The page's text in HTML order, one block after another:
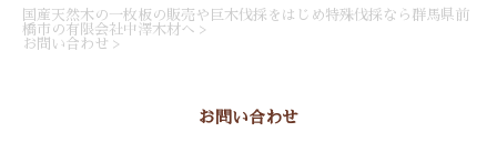
国産天然木の一枚板の販売や巨木伐採をはじめ特殊伐採なら群馬県前
橋市の有限会社中澤木材へ >
お問い合わせ >
お問い合わせ